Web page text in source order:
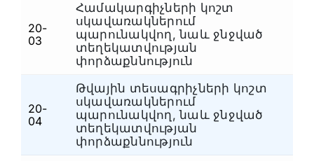
20-
03
Համակարգիչների կոշտ
սկավառակներում
պարունակվող, նաև ջնջված
տեղեկատվության
փորձաքննություն
20-
04
Թվային տեսագրիչների կոշտ
սկավառակներում
պարունակվող, նաև ջնջված
տեղեկատվության
փորձաքննություն